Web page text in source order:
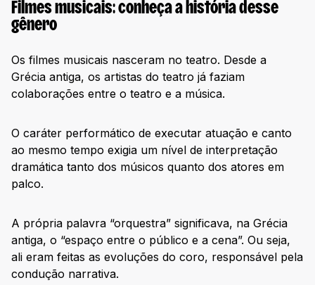
Filmes musicais: conheça a história desse
gênero
Os filmes musicais nasceram no teatro. Desde a
Grécia antiga, os artistas do teatro já faziam
colaborações entre o teatro e a música.
O caráter performático de executar atuação e canto
ao mesmo tempo exigia um nível de interpretação
dramática tanto dos músicos quanto dos atores em
palco.
A própria palavra “orquestra” significava, na Grécia
antiga, o “espaço entre o público e a cena”. Ou seja,
ali eram feitas as evoluções do coro, responsável pela
condução narrativa.